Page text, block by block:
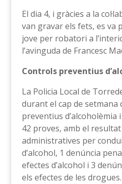
El dia 4, i gràcies a la
van gravar els fets, es va
jove per robatori a
l’avinguda de Francesc
Controls preventius
La Policia Local de
durant el cap de setmana
preventius d’alcoholèmia
42 proves, amb el
administratives per
d’alcohol, 1 denúncia
efectes d’alcohol i 3
els efectes de les drogues.